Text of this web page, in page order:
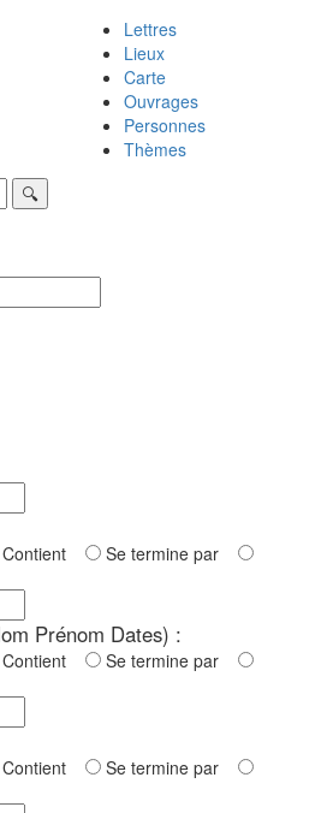
Lettres
Lieux
Carte
Ouvrages
Personnes
Thèmes
Contient
Se termine par
Prénom Dates) :
Contient
Se termine par
Contient
Se termine par